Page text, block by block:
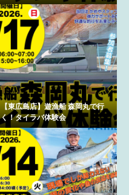
【東広島店】遊漁船 森岡丸で行
く！タイラバ体験会